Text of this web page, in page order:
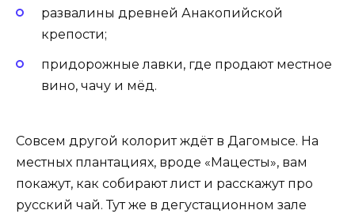
развалины древней Анакопийской
крепости;
придорожные лавки, где продают местное
вино, чачу и мёд.
Совсем другой колорит ждёт в Дагомысе. На
местных плантациях, вроде «Мацесты», вам
покажут, как собирают лист и расскажут про
русский чай. Тут же в дегустационном зале